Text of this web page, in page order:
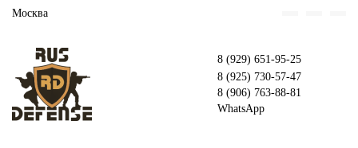
Москва
8 (929) 651-95-25
8 (925) 730-57-47
8 (906) 763-88-81
WhatsApp